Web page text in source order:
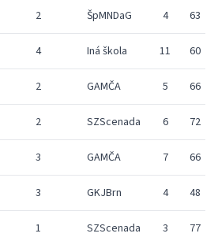
2 ŠpMNDaG 4 63
4 Iná škola 11 60
2 GAMČA 5 66
2 SZScenada 6 72
3 GAMČA 7 66
3 GKJBrn 4 48
1 SZScenada 3 77